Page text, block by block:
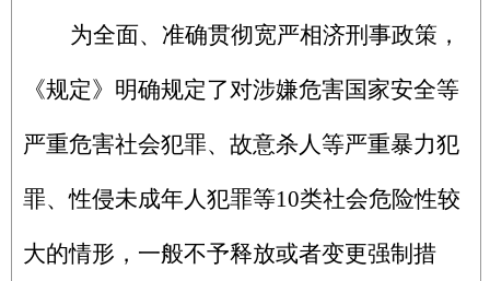
为全面、准确贯彻宽严相济刑事政策，
《规定》明确规定了对涉嫌危害国家安全等
严重危害社会犯罪、故意杀人等严重暴力犯
罪、性侵未成年人犯罪等10类社会危险性较
大的情形，一般不予释放或者变更强制措